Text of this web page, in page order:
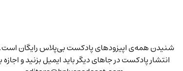
شنیدن همه‌ی اپیزودهای پادکست بی‌پلاس رایگان است.
انتشار پادکست در جاهای دیگر باید ایمیل بزنید و اجازه